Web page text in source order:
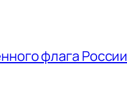
флага России